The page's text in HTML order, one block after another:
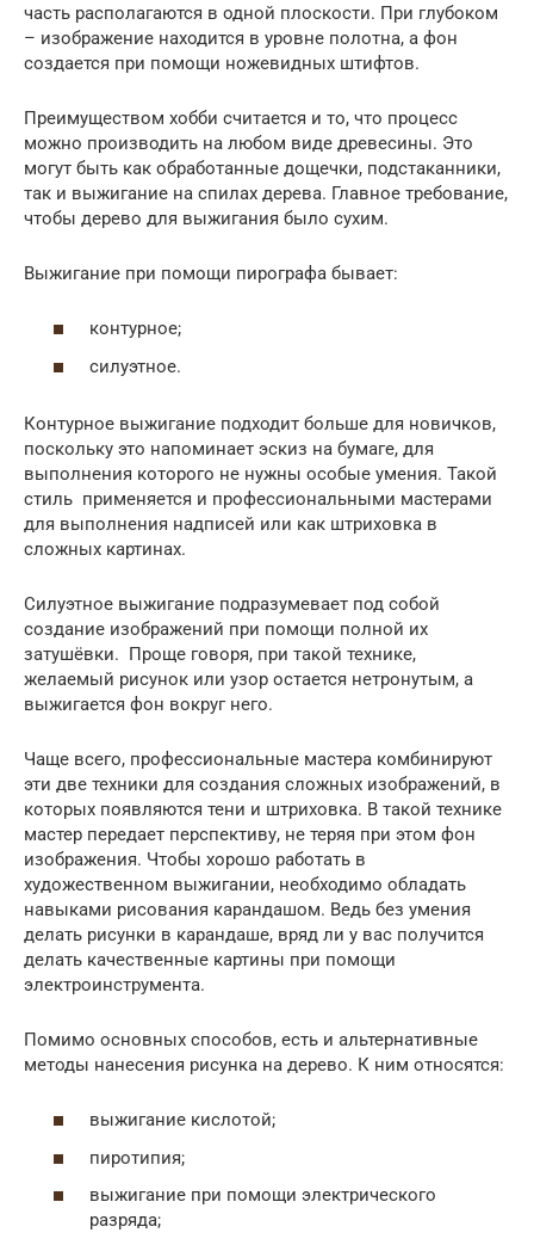
часть располагаются в одной плоскости. При глубоком
– изображение находится в уровне полотна, а фон
создается при помощи ножевидных штифтов.
Преимуществом хобби считается и то, что процесс
можно производить на любом виде древесины. Это
могут быть как обработанные дощечки, подстаканники,
так и выжигание на спилах дерева. Главное требование,
чтобы дерево для выжигания было сухим.
Выжигание при помощи пирографа бывает:
контурное;
силуэтное.
Контурное выжигание подходит больше для новичков,
поскольку это напоминает эскиз на бумаге, для
выполнения которого не нужны особые умения. Такой
стиль применяется и профессиональными мастерами
для выполнения надписей или как штриховка в
сложных картинах.
Силуэтное выжигание подразумевает под собой
создание изображений при помощи полной их
затушёвки. Проще говоря, при такой технике,
желаемый рисунок или узор остается нетронутым, а
выжигается фон вокруг него.
Чаще всего, профессиональные мастера комбинируют
эти две техники для создания сложных изображений, в
которых появляются тени и штриховка. В такой технике
мастер передает перспективу, не теряя при этом фон
изображения. Чтобы хорошо работать в
художественном выжигании, необходимо обладать
навыками рисования карандашом. Ведь без умения
делать рисунки в карандаше, вряд ли у вас получится
делать качественные картины при помощи
электроинструмента.
Помимо основных способов, есть и альтернативные
методы нанесения рисунка на дерево. К ним относятся:
выжигание кислотой;
пиротипия;
выжигание при помощи электрического
разряда;